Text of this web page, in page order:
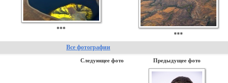
***
***
Все фотографии
Следующее фото Предыдущее фото